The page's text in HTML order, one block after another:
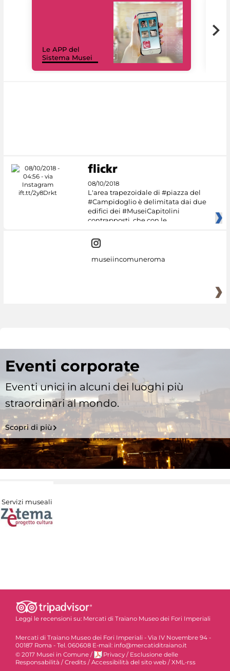
Le APP del
Sistema Musei
08/10/2018
L'area trapezoidale di #piazza del
#Campidoglio è delimitata dai due
edifici dei #MuseiCapitolini
contrapposti, che con le
museiincomuneroma
Eventi corporate
Eventi unici in alcuni dei luoghi più
straordinari al mondo.
Scopri di più
Servizi museali
Leggi le recensioni su: Mercati di Traiano Museo dei Fori Imperiali
Mercati di Traiano Museo dei Fori Imperiali - Via IV Novembre 94 -
00187 Roma - Tel. 060608 E-mail: info@mercatiditraiano.it
© 2017 Musei in Comune / Privacy / Esclusione delle
Responsabilità / Credits / Accessibilità del sito web / XML-rss